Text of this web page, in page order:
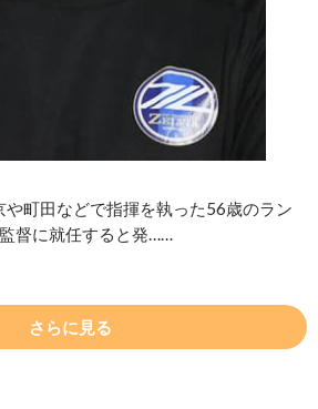
や町田などで指揮を執った56歳のラン
督に就任すると発……
さらに見る